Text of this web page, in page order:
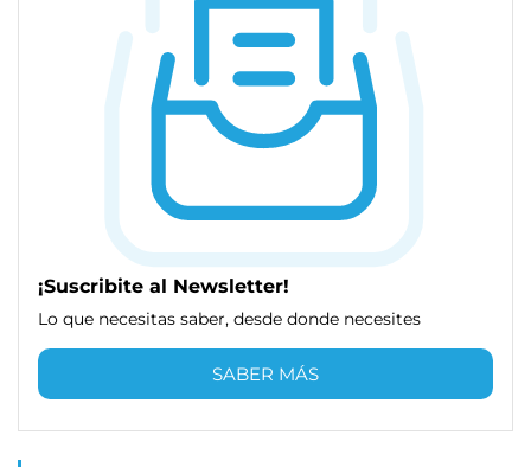
¡Suscribite al Newsletter!
Lo que necesitas saber, desde donde necesites
SABER MÁS